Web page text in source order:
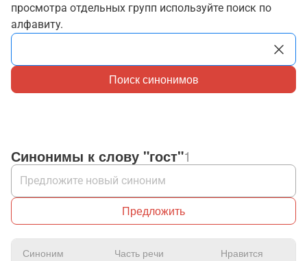
просмотра отдельных групп используйте поиск по
алфавиту.
Поиск синонимов
Синонимы к слову "гост"1
Предложить
Синоним Часть речи Нравится